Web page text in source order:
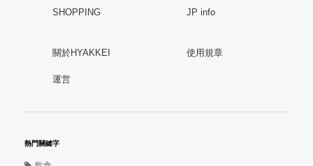
SHOPPING JP info
關於HYAKKEI 使用規章
運営
熱門關鍵字